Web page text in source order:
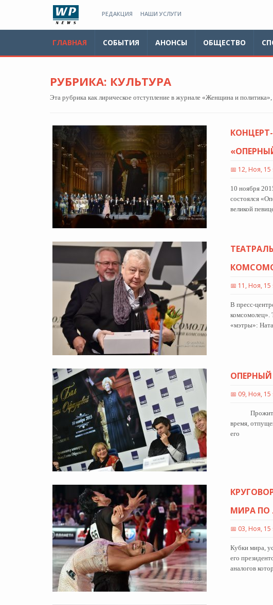
РЕДАКЦИЯ НАШИ УСЛУГИ
ГЛАВНАЯ СОБЫТИЯ АНОНСЫ ОБЩЕСТВО
РУБРИКА: КУЛЬТУРА
Эта рубрика как лирическое отступление в журнале «Женщина и
📅 12, Ноя, 15
10 ноября
состоялся
великой
📅 11, Ноя, 15
В пресс-
комсомолец».
«мэтры»:
📅 09, Ноя, 15
Прожить
время,
его
МИРА ПО
📅 03, Ноя, 15
Кубки мира,
его
аналогов котор